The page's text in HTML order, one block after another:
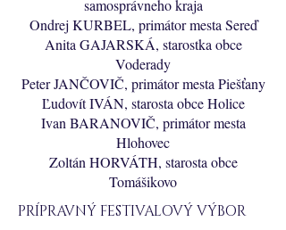
samosprávneho kraja
Ondrej KURBEL, primátor mesta Sereď
Anita GAJARSKÁ, starostka obce
Voderady
Peter JANČOVIČ, primátor mesta Piešťany
Ľudovít IVÁN, starosta obce Holice
Ivan BARANOVIČ, primátor mesta
Hlohovec
Zoltán HORVÁTH, starosta obce
Tomášikovo
PRÍPRAVNÝ FESTIVALOVÝ VÝBOR